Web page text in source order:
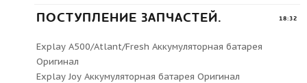
18:32
ПОСТУПЛЕНИЕ ЗАПЧАСТЕЙ.
Explay A500/Atlant/Fresh Аккумуляторная батарея
Оригинал
Explay Joy Аккумуляторная батарея Оригинал